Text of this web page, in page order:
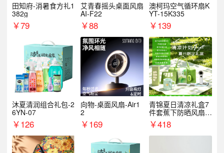
田知府-消暑食方礼1
382g
￥79
艾青春摇头桌面风扇
AI-F22
￥88
澳柯玛空气循环扇K
YT-15K335
￥139
沐夏清润组合礼包-2
6YN-07
￥126
向物-桌面风扇-Air1
2
￥169
青锦夏日清凉礼盒7
件套蕉下防晒风扇员
工福利端午伴手礼企
业定制
￥418